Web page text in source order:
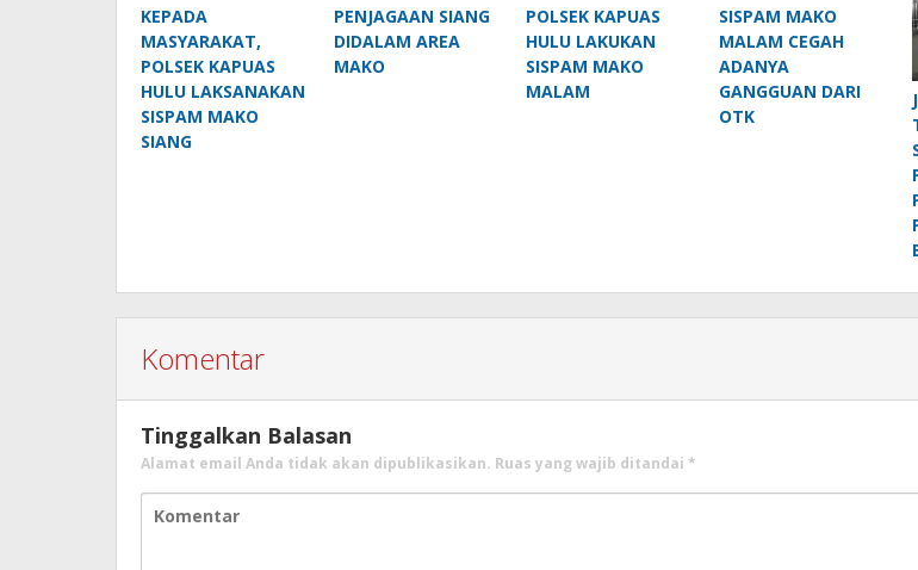
KEPADA
MASYARAKAT,
POLSEK KAPUAS
HULU LAKSANAKAN
SISPAM MAKO
SIANG
PENJAGAAN SIANG
DIDALAM AREA
MAKO
POLSEK KAPUAS
HULU LAKUKAN
SISPAM MAKO
MALAM
SISPAM MAKO
MALAM CEGAH
ADANYA
GANGGUAN DARI
OTK
Komentar
Tinggalkan Balasan
Alamat email Anda tidak akan dipublikasikan. Ruas yang wajib ditandai *